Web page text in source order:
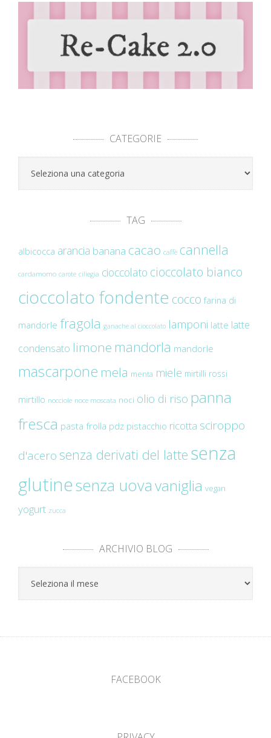
CATEGORIE
Categorie
TAG
albicocca arancia banana cacao caffè cannella
cardamomo carote ciliegia cioccolato cioccolato bianco
cioccolato fondente cocco farina di
mandorle fragola ganache al cioccolato lamponi latte latte
condensato limone mandorla mandorle
mascarpone mela menta miele mirtilli rossi
mirtillo nocciole noce moscata noci olio di riso panna
fresca pasta frolla pdz pistacchio ricotta sciroppo
d'acero senza derivati del latte senza
glutinesenza uovavaniglia vegan
yogurt zucca
ARCHIVIO BLOG
Archivio
Blog
FACEBOOK